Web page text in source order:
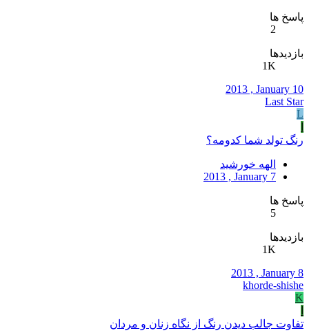
پاسخ ها
2
بازدیدها
1K
2013 , January 10
Last Star
L
رنگ تولد شما کدومه؟
الهه خورشید
2013 , January 7
پاسخ ها
5
بازدیدها
1K
2013 , January 8
khorde-shishe
K
تفاوت جالب دیدن رنگ از نگاه زنان و مردان